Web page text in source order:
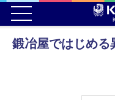
鍛冶屋ではじめる